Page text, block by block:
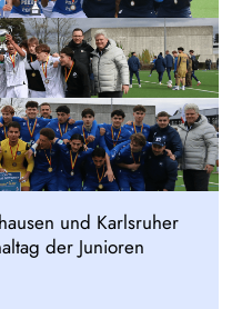
und Karlsruher
der Junioren